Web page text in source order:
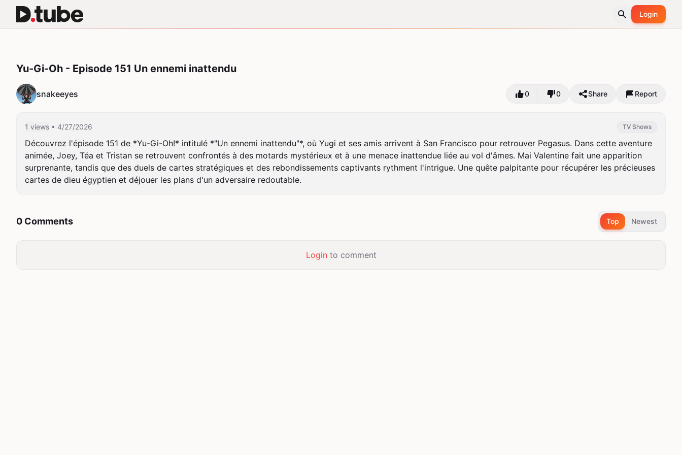
Login
Yu-Gi-Oh - Episode 151 Un ennemi inattendu
snakeeyes 0 0 Share Report
1 views • 4/27/2026 TV Shows
Découvrez l'épisode 151 de *Yu-Gi-Oh!* intitulé *"Un ennemi inattendu"*, où Yugi et ses amis arrivent à San Francisco pour retrouver Pegasus. Dans cette aventure
animée, Joey, Téa et Tristan se retrouvent confrontés à des motards mystérieux et à une menace inattendue liée au vol d'âmes. Mai Valentine fait une apparition
surprenante, tandis que des duels de cartes stratégiques et des rebondissements captivants rythment l'intrigue. Une quête palpitante pour récupérer les précieuses
cartes de dieu égyptien et déjouer les plans d'un adversaire redoutable.
0 Comments Top Newest
Loginto comment